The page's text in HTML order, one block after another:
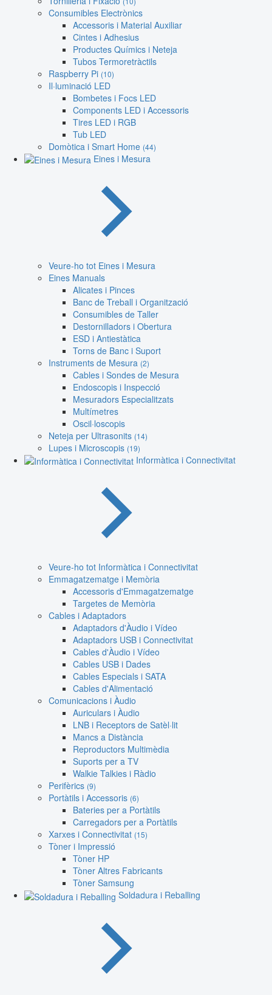
Consumibles Electrònics
Accessoris i Material Auxiliar
Cintes i Adhesius
Productes Químics i Neteja
Tubos Termoretràctils
Raspberry Pi (10)
Il·luminació LED
Bombetes i Focs LED
Components LED i Accessoris
Tires LED i RGB
Tub LED
Domòtica i Smart Home (44)
Eines i Mesura
Veure-ho tot Eines i Mesura
Eines Manuals
Alicates i Pinces
Banc de Treball i Organització
Consumibles de Taller
Destornilladors i Obertura
ESD i Antiestàtica
Torns de Banc i Suport
Instruments de Mesura (2)
Cables i Sondes de Mesura
Endoscopis i Inspecció
Mesuradors Especialitzats
Multímetres
Oscil·loscopis
Neteja per Ultrasonits (14)
Lupes i Microscopis (19)
Informàtica i Connectivitat
Veure-ho tot Informàtica i Connectivitat
Emmagatzematge i Memòria
Accessoris d'Emmagatzematge
Targetes de Memòria
Cables i Adaptadors
Adaptadors d'Àudio i Vídeo
Adaptadors USB i Connectivitat
Cables d'Àudio i Vídeo
Cables USB i Dades
Cables Especials i SATA
Cables d'Alimentació
Comunicacions i Àudio
Auriculars i Àudio
LNB i Receptors de Satèl·lit
Mancs a Distància
Reproductors Multimèdia
Suports per a TV
Walkie Talkies i Ràdio
Perifèrics (9)
Portàtils i Accessoris (6)
Bateries per a Portàtils
Carregadors per a Portàtils
Xarxes i Connectivitat (15)
Tòner i Impressió
Tòner HP
Tòner Altres Fabricants
Tòner Samsung
Soldadura i Reballing